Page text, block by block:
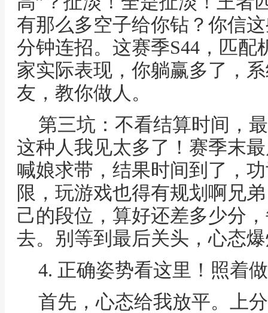
有那么多空子给你钻？你信
分钟连招。这赛季S44，匹
家实际表现，你躺赢多了，
友，教你做人。
第三坑：不看结算时间，
这种人我见太多了！赛季末
喊娘求带，结果时间到了，
限，玩游戏也得有规划啊兄
己的段位，算好还差多少分
去。别等到最后关头，心态
4. 正确姿势看这里！照着
首先，心态给我放平。上